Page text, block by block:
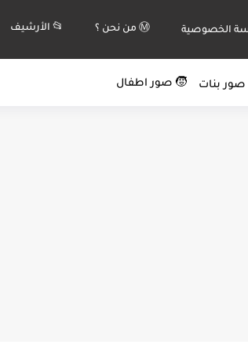
الخصوصية Ⓜ️ من نحن ؟ 📂 الأرشيف
صور بنات 🧒 صور اطفال